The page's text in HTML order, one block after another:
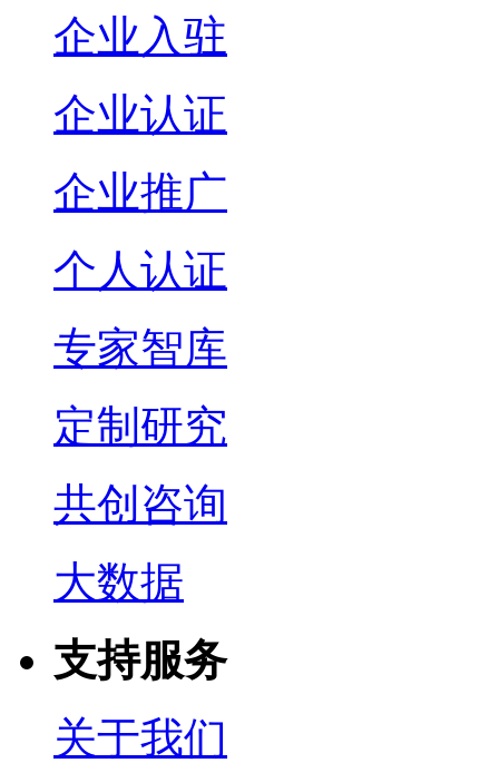
企业入驻
企业认证
企业推广
个人认证
专家智库
定制研究
共创咨询
大数据
支持服务
关于我们